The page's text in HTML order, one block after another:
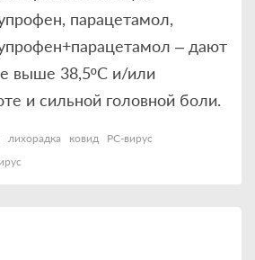
парацетамол,
– дают
выше 38,5ºС и/или
и сильной головной боли.
лихорадка ковид
РС-вирус